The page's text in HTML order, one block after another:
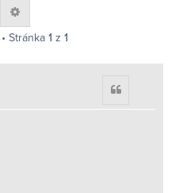
Stránka 1 z 1